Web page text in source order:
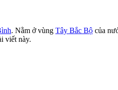
. Nằm ở vùng Tây Bắc Bộ của
viết này.